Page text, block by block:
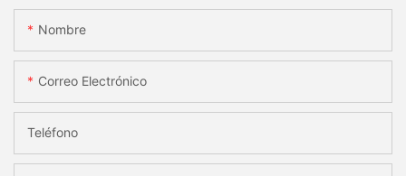
Nombre
Correo Electrónico
Teléfono